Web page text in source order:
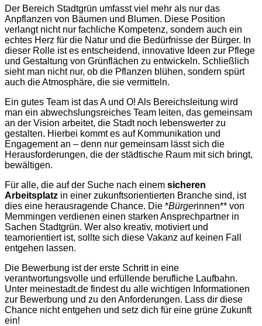
Der Bereich Stadtgrün umfasst viel mehr als nur das
Anpflanzen von Bäumen und Blumen. Diese Position
verlangt nicht nur fachliche Kompetenz, sondern auch ein
echtes Herz für die Natur und die Bedürfnisse der Bürger. In
dieser Rolle ist es entscheidend, innovative Ideen zur Pflege
und Gestaltung von Grünflächen zu entwickeln. Schließlich
sieht man nicht nur, ob die Pflanzen blühen, sondern spürt
auch die Atmosphäre, die sie vermitteln.
Ein gutes Team ist das A und O! Als Bereichsleitung wird
man ein abwechslungsreiches Team leiten, das gemeinsam
an der Vision arbeitet, die Stadt noch lebenswerter zu
gestalten. Hierbei kommt es auf Kommunikation und
Engagement an – denn nur gemeinsam lässt sich die
Herausforderungen, die der städtische Raum mit sich bringt,
bewältigen.
Für alle, die auf der Suche nach einem sicheren
Arbeitsplatz in einer zukunftsorientierten Branche sind, ist
dies eine herausragende Chance. Die *Bürgerinnen** von
Memmingen verdienen einen starken Ansprechpartner in
Sachen Stadtgrün. Wer also kreativ, motiviert und
teamorientiert ist, sollte sich diese Vakanz auf keinen Fall
entgehen lassen.
Die Bewerbung ist der erste Schritt in eine
verantwortungsvolle und erfüllende berufliche Laufbahn.
Unter meinestadt.de findest du alle wichtigen Informationen
zur Bewerbung und zu den Anforderungen. Lass dir diese
Chance nicht entgehen und setz dich für eine grüne Zukunft
ein!